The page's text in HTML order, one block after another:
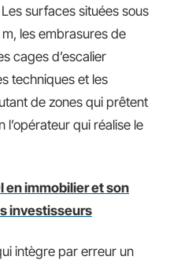
surfaces situées sous
les embrasures de
cages d’escalier
techniques et les
de zones qui prêtent
l’opérateur qui réalise le
en immobilier et son
investisseurs
intègre par erreur un